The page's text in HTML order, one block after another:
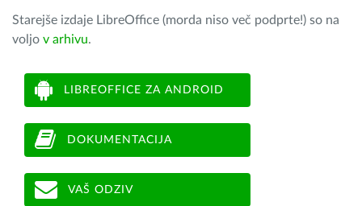
Starejše izdaje LibreOffice (morda niso več podprte!) so na
voljo v arhivu.
LIBREOFFICE ZA ANDROID
DOKUMENTACIJA
VAŠ ODZIV